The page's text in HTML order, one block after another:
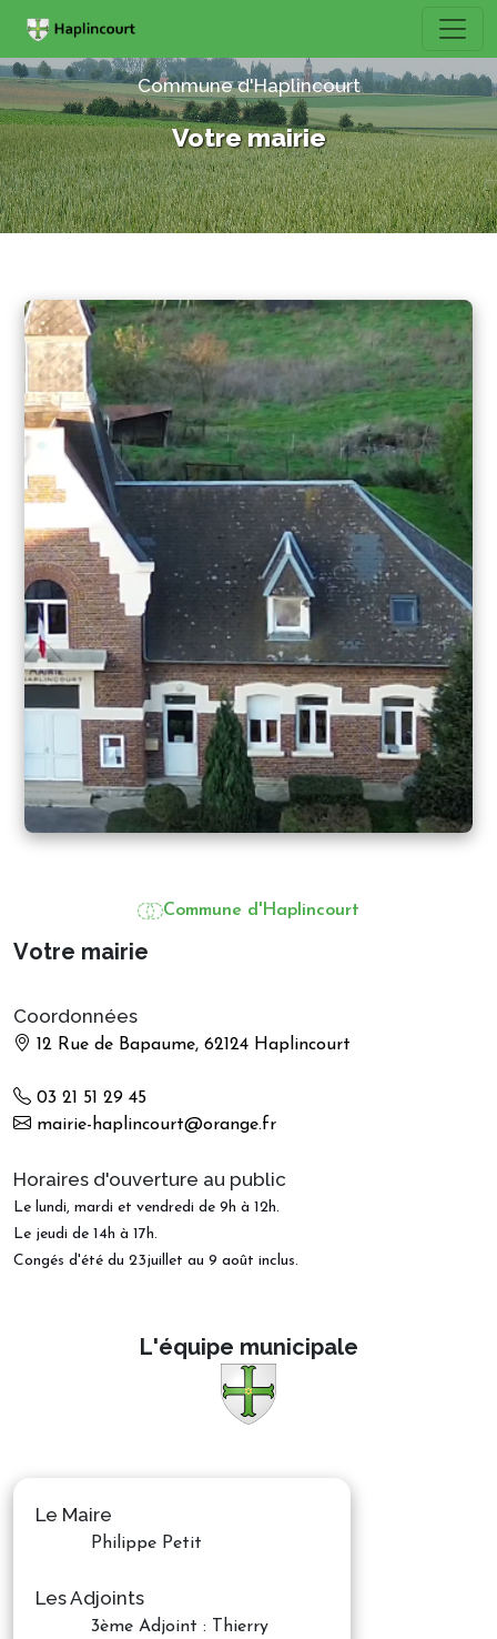
Commune d'Haplincourt
Votre mairie
Commune d'Haplincourt
Votre mairie
Coordonnées
12 Rue de Bapaume, 62124 Haplincourt
03 21 51 29 45
mairie-haplincourt@orange.fr
Horaires d'ouverture au public
Le lundi, mardi et vendredi de 9h à 12h.
Le jeudi de 14h à 17h.
Congés d'été du 23juillet au 9 août inclus.
L'équipe municipale
Le Maire
Philippe Petit
Les Adjoints
3ème Adjoint : Thierry